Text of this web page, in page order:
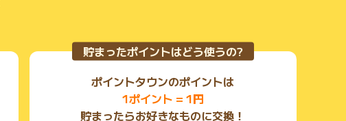
●最短5分で審査完了！(申込時に引き落とし口座手続き
完了が条件※満たしている場合でも審査に数日かかる場
●18歳以上の学生から申込可能
●会員数が1,000万人突破、ゴールドカード利用者数No.
1※のカード
貯まったポイントはどう使うの?
ポイントタウンのポイントは
1ポイント = 1円
貯まったらお好きなものに交換！